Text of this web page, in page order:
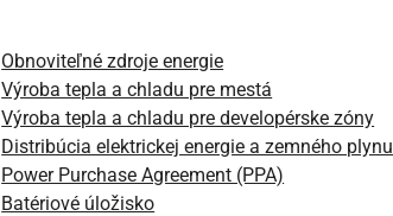
Obnoviteľné zdroje energie
Výroba tepla a chladu pre mestá
Výroba tepla a chladu pre developérske zóny
Distribúcia elektrickej energie a zemného plynu
Power Purchase Agreement (PPA)
Batériové úložisko